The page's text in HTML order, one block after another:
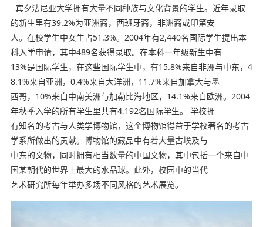
宾夕法尼亚大学拥有大量不同种族与文化背景的学生。近年录取
的新生里有39.2%为亚洲裔，西班牙裔，非洲裔或印第安
人。在校学生中女生占51.3%。2004年有2,440名国际学生提出本
科入学申请，其中489名获得录取。在本科一年级新生中有
13%是国际学生，在这些国际学生中，有15.8%来自非洲与中东，4
8.1%来自亚洲，0.4%来自大洋洲，11.7%来自加拿大与墨
西哥，10%来自中南美洲与加勒比海地区，14.1%来自欧洲。2004
年秋季入学的所有学生里共有4,192名国际学生。 学校拥
有知名的考古与人类学博物馆，这个博物馆得益于学校著名的考古
学系所做出的贡献。博物馆的藏品中有着大量古埃及与
中东的文物，同时拥有相当数量的中国文物，其中包括一个来自中
国某朝代的世界上最大的水晶球。此外，校园中的当代
艺术研究所每年举办多场不同风格的艺术展览。